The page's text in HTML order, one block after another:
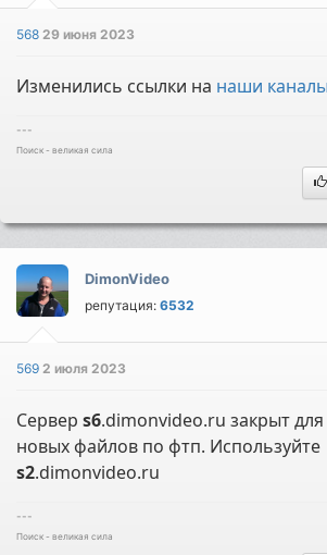
56829 июня 2023
Изменились ссылки на наши
---
Поиск - великая сила
DimonVideo
репутация:6532
5692 июля 2023
Серверs6.dimonvideo.ru закрыт
новых файлов по фтп. Используйте
s2.dimonvideo.ru
---
Поиск - великая сила